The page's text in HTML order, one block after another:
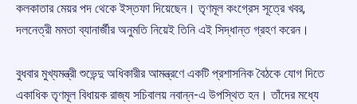
কলকাতার মেয়র পদ থেকে ইস্তফা দিয়েছেন। তৃণমূল কংগ্রেস সূত্রে খবর,
দলনেত্রী মমতা ব্যানার্জীর অনুমতি নিয়েই তিনি এই সিদ্ধান্ত গ্রহণ করেন।
বুধবার মুখ্যমন্ত্রী শুভেন্দু অধিকারীর আমন্ত্রণে একটি প্রশাসনিক বৈঠকে যোগ দিতে
একাধিক তৃণমূল বিধায়ক রাজ্য সচিবালয় নবান্ন-এ উপস্থিত হন। তাঁদের মধ্যে